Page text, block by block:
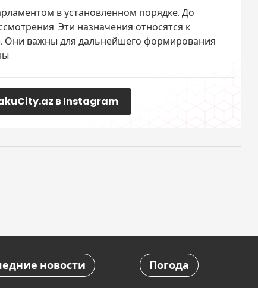
в установленном порядке. До
Эти назначения относятся к
Они важны для дальнейшего формирования
в Instagram
новости Погода